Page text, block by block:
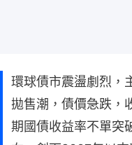
環球債市震盪劇烈，
拋售潮，債價急跌，
期國債收益率不單突